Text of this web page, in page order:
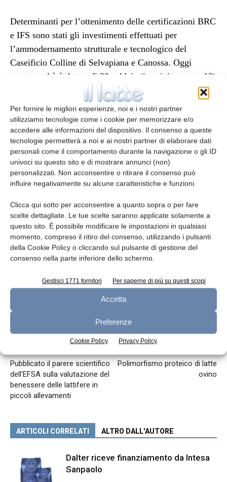
Per fornire le migliori esperienze, noi e i nostri partner
utilizziamo tecnologie come i cookie per memorizzare e/o
accedere alle informazioni del dispositivo. Il consenso a queste
tecnologie permetterà a noi e ai nostri partner di elaborare dati
personali come il comportamento durante la navigazione o gli ID
univoci su questo sito e di mostrare annunci (non)
personalizzati. Non acconsentire o ritirare il consenso può
influire negativamente su alcune caratteristiche e funzioni.
Clicca qui sotto per acconsentire a quanto sopra o per fare
scelte dettagliate. Le tue scelte saranno applicate solamente a
questo sito. È possibile modificare le impostazioni in qualsiasi
momento, compreso il ritiro del consenso, utilizzando i pulsanti
della Cookie Policy o cliccando sul pulsante di gestione del
consenso nella parte inferiore dello schermo.
Gestisci 1771 fornitori Per saperne di più su questi scopi
Accetta
Preferenze
Cookie Policy Privacy Policy
Determinanti per l’ottenimento delle certificazioni BRC
e IFS sono stati gli investimenti effettuati per
l’ammodernamento strutturale e tecnologico del
Caseificio Colline di Selvapiana e Canossa. Oggi
questa realtà è dotata di 30 caldaie (in origine erano 12)
e di un magazzino per la stagionatura con una capacità
di 14.000 forme. Tra le novità più recenti, il salatoio a
immersione e la camera di asciugatura.
«L’investimento complessivo da parte del Gruppo
Dalter è stato di due milioni di euro» ha spiegato
Alberto Viappiani.
TAGS certificazione certificazione BRC
certificazione IFS
Parmigiano Reggiano
Pubblicato il parere scientifico
dell’EFSA sulla valutazione del
benessere delle lattifere in
piccoli allevamenti
Polimorfismo proteico di latte
ovino
ARTICOLI CORRELATI ALTRO DALL'AUTORE
Dalter riceve finanziamento da Intesa
Sanpaolo